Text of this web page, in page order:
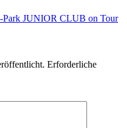
Park JUNIOR CLUB on Tour
Erforderliche